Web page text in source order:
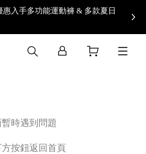
入手多功能運動褲 & 多款夏日
時遇到問題
按鈕返回首頁